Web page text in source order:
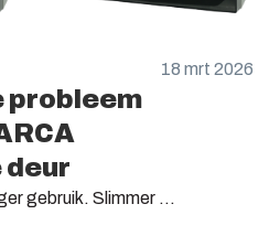
18 mrt 2026
probleem
gebruik. Slimmer ...